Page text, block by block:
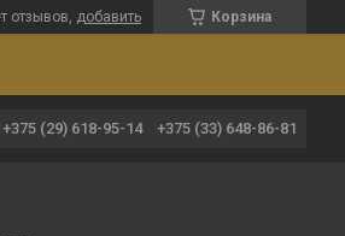
Корзина
отзывов, добавить
+375 (29) 618-95-14 +375 (33) 648-86-81